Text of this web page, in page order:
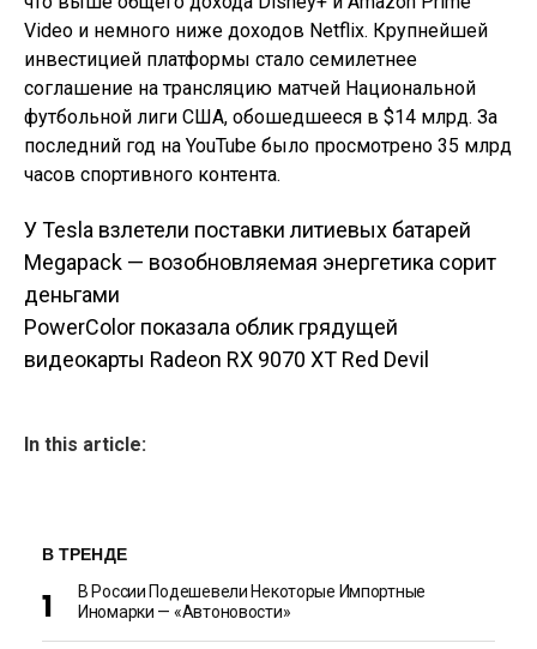
Video и немного ниже доходов Netflix. Крупнейшей
инвестицией платформы стало семилетнее
соглашение на трансляцию матчей Национальной
футбольной лиги США, обошедшееся в $14 млрд. За
последний год на YouTube было просмотрено 35 млрд
часов спортивного контента.
Навигация по
записям
У Tesla взлетели поставки литиевых батарей
Megapack — возобновляемая энергетика сорит
деньгами
PowerColor показала облик грядущей
видеокарты Radeon RX 9070 XT Red Devil
In this article:
В ТРЕНДЕ
В России Подешевели Некоторые Импортные
Иномарки — «Автоновости»